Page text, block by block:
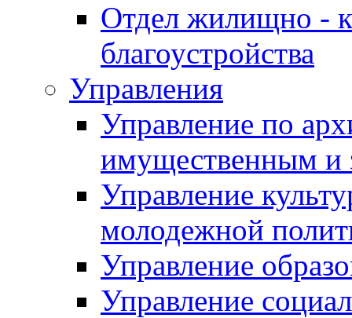
Отдел жилищно -
благоустройства
Управления
Управление по
имущественным и
Управление
молодежной
Управление
Управление